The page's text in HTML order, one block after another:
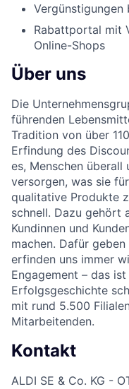
Vergünstigungen
Rabattportal mit
Online-Shops
Über uns
Die
führenden
Tradition von über
Erfindung des
es, Menschen
versorgen, was sie
qualitative Produkte
schnell. Dazu gehört
Kundinnen und
machen. Dafür
erfinden uns immer
Engagement – das
Erfolgsgeschichte
mit rund 5.500
Mitarbeitenden.
Kontakt
ALDI SE & Co. KG -